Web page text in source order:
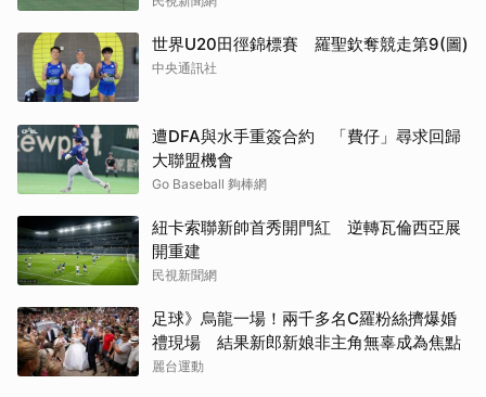
世界U20田徑錦標賽 羅聖欽奪競走第9(圖)
中央通訊社
遭DFA與水手重簽合約 「費仔」尋求回歸
大聯盟機會
Go Baseball 夠棒網
紐卡索聯新帥首秀開門紅 逆轉瓦倫西亞展
開重建
民視新聞網
足球》烏龍一場！兩千多名C羅粉絲擠爆婚
禮現場 結果新郎新娘非主角無辜成為焦點
麗台運動